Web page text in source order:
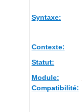
Syntaxe:
Contexte:
Statut:
Module:
Compatibilité: